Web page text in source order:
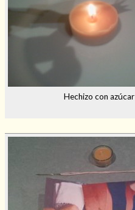
Hechizo con azúcar